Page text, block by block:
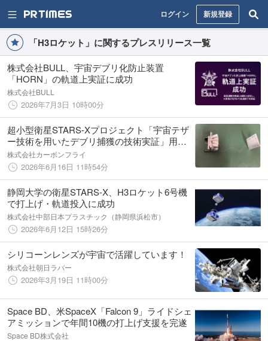
ログイン 新規登録
「H3ロケット」に関するプレスリリース一覧
株式会社BULL、宇宙デブリ化防止装置
「HORN」の軌道上実証に成功
株式会社BULL
2026年7月3日 10時00分
超小型衛星STARS-Xプロジェクト「宇宙テザ
ー技術を用いたデブリ捕獲の技術実証」用の
テザー素材としてカーボンナノチューブを提
供
株式会社カーボンフライ
2026年6月16日 11時54分
静岡大学の衛星STARS-X、H3ロケット6号機
で打上げ・軌道投入に成功
株式会社中部日本プラスチック（静岡県浜松市）
2026年6月12日 15時26分
シリコーンレンズが宇宙で活躍しています！
株式会社朝日ラバー
2026年3月19日 11時00分
Space BD、米SpaceX「Falcon 9」ライドシェ
アミッションで年間10機の打上げ支援を完遂
Space BD株式会社